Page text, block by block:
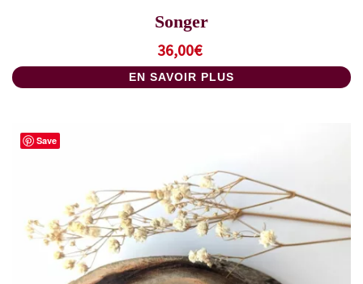
Songer
36,00€
EN SAVOIR PLUS
Save